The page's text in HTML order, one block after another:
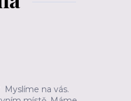
Myslíme na vás.